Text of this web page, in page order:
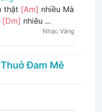
thật [Am] nhiều Mà
[Dm] nhiêu ...
Nhạc Vàng
Đam Mê